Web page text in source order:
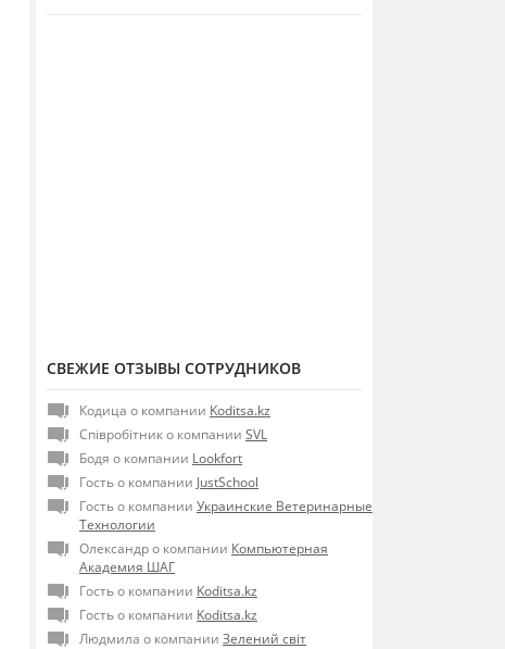
СВЕЖИЕ ОТЗЫВЫ СОТРУДНИКОВ
Кодица о компании Koditsa.kz
Співробітник о компании SVL
Бодя о компании Lookfort
Гость о компании JustSchool
Гость о компании Украинские Ветеринарные
Технологии
Олександр о компании Компьютерная
Академия ШАГ
Гость о компании Koditsa.kz
Гость о компании Koditsa.kz
Людмила о компании Зелений світ